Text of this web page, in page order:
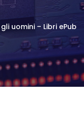
uomini – Libri ePub